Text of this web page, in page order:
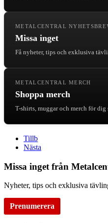
METALCENTRAL
Missa inget
Få nyheter, tips och exklusiva
METALCENTRAL MERCH
Shoppa merch
T-shirts, muggar och merch för dig
Tillb
Nästa
Missa inget från
Nyheter, tips och exklusiva
Prenumerera